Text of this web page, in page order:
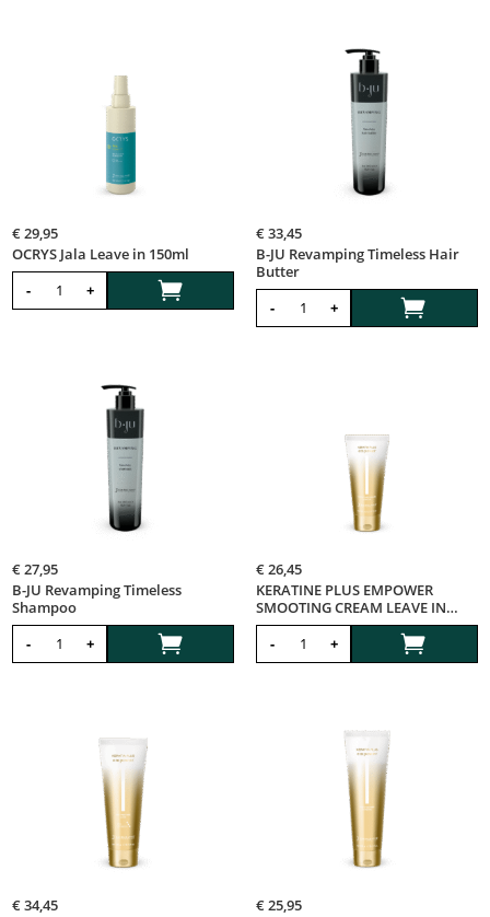
OCRYS Jala Leave in 150ml
€29,95
- + 
B-JU Revamping Timeless Hair
Butter
€33,45
- + 
B-JU Revamping Timeless
Shampoo
€27,95
- + 
KERATINE PLUS EMPOWER
SMOOTING CREAM LEAVE IN
150ML
€26,45
- + 
€34,45 €25,95